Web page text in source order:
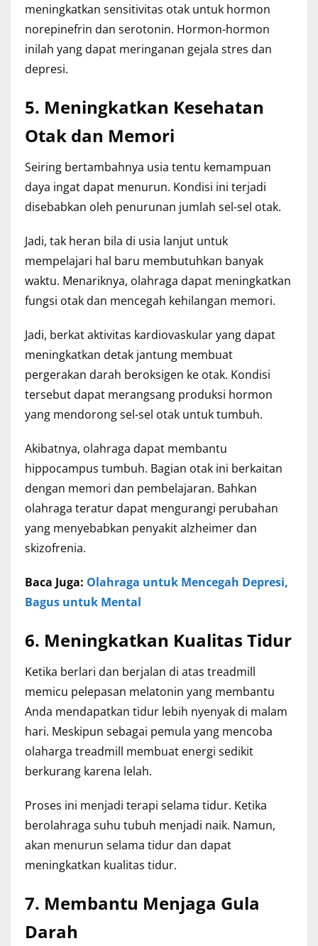
meningkatkan sensitivitas otak untuk hormon
norepinefrin dan serotonin. Hormon-hormon
inilah yang dapat meringanan gejala stres dan
depresi.
5. Meningkatkan Kesehatan
Otak dan Memori
Seiring bertambahnya usia tentu kemampuan
daya ingat dapat menurun. Kondisi ini terjadi
disebabkan oleh penurunan jumlah sel-sel otak.
Jadi, tak heran bila di usia lanjut untuk
mempelajari hal baru membutuhkan banyak
waktu. Menariknya, olahraga dapat meningkatkan
fungsi otak dan mencegah kehilangan memori.
Jadi, berkat aktivitas kardiovaskular yang dapat
meningkatkan detak jantung membuat
pergerakan darah beroksigen ke otak. Kondisi
tersebut dapat merangsang produksi hormon
yang mendorong sel-sel otak untuk tumbuh.
Akibatnya, olahraga dapat membantu
hippocampus tumbuh. Bagian otak ini berkaitan
dengan memori dan pembelajaran. Bahkan
olahraga teratur dapat mengurangi perubahan
yang menyebabkan penyakit alzheimer dan
skizofrenia.
Baca Juga: Olahraga untuk Mencegah Depresi,
Bagus untuk Mental
6. Meningkatkan Kualitas Tidur
Ketika berlari dan berjalan di atas treadmill
memicu pelepasan melatonin yang membantu
Anda mendapatkan tidur lebih nyenyak di malam
hari. Meskipun sebagai pemula yang mencoba
olaharga treadmill membuat energi sedikit
berkurang karena lelah.
Proses ini menjadi terapi selama tidur. Ketika
berolahraga suhu tubuh menjadi naik. Namun,
akan menurun selama tidur dan dapat
meningkatkan kualitas tidur.
7. Membantu Menjaga Gula
Darah